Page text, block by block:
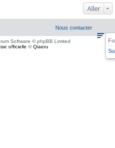
Aller
Nous contacter
Software © phpBB Limited
officielle ©Qiaeru